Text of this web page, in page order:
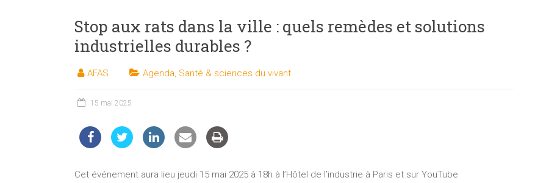
Stop aux rats dans la ville : quels remèdes et solutions
industrielles durables ?
AFAS Agenda, Santé & sciences du vivant
15 mai 2025
Cet événement aura lieu jeudi 15 mai 2025 à 18h à l’Hôtel de l’industrie à Paris et sur YouTube